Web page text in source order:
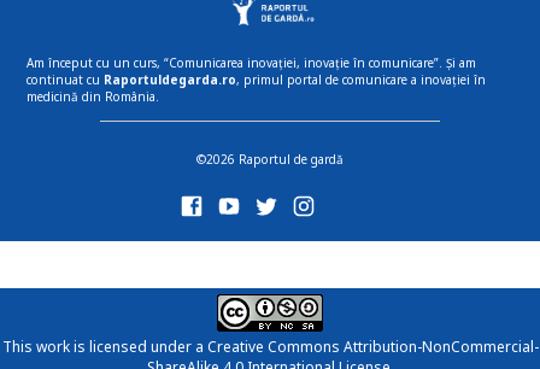
Am început cu un curs, “Comunicarea inovației, inovație în comunicare”. Și am
continuat cu Raportuldegarda.ro, primul portal de comunicare a inovației în
medicină din România.
©2026 Raportul de gardă
This work is licensed under a Creative Commons Attribution-NonCommercial-